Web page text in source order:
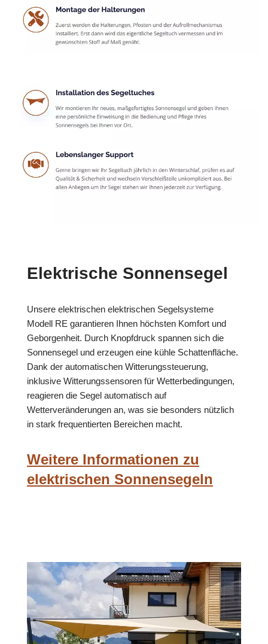
Elektrische Sonnensegel
Unsere elektrischen elektrischen Segelsysteme
Modell RE garantieren Ihnen höchsten Komfort und
Geborgenheit. Durch Knopfdruck spannen sich die
Sonnensegel und erzeugen eine kühle Schattenfläche.
Dank der automatischen Witterungssteuerung,
inklusive Witterungssensoren für Wetterbedingungen,
reagieren die Segel automatisch auf
Wetterveränderungen an, was sie besonders nützlich
in stark frequentierten Bereichen macht.
Weitere Informationen zu
elektrischen Sonnensegeln